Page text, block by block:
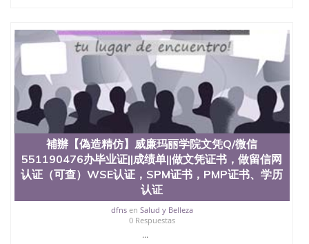
補辦【偽造精仿】威廉玛丽学院文凭Q/微信
551190476办毕业证||成绩单||做文凭证书，做留信网
认证（可查）WSE认证，SPM证书，PMP证书、学历
认证
dfnsen Salud y Belleza
0 Respuestas
...